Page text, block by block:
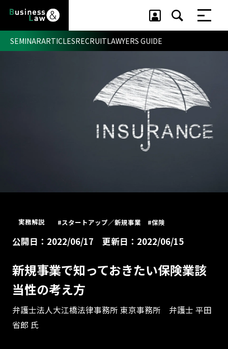
SEMINARARTICLESRECRUITLAWYERS GUIDE
実務解説 #スタートアップ／新規事業 #保険
公開日：2022/06/17 更新日：2022/06/15
新規事業で知っておきたい保険業該
当性の考え方
弁護士法人大江橋法律事務所 東京事務所 弁護士 平田
省郎 氏